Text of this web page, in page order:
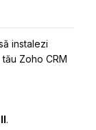
instalezi
Zoho CRM
.